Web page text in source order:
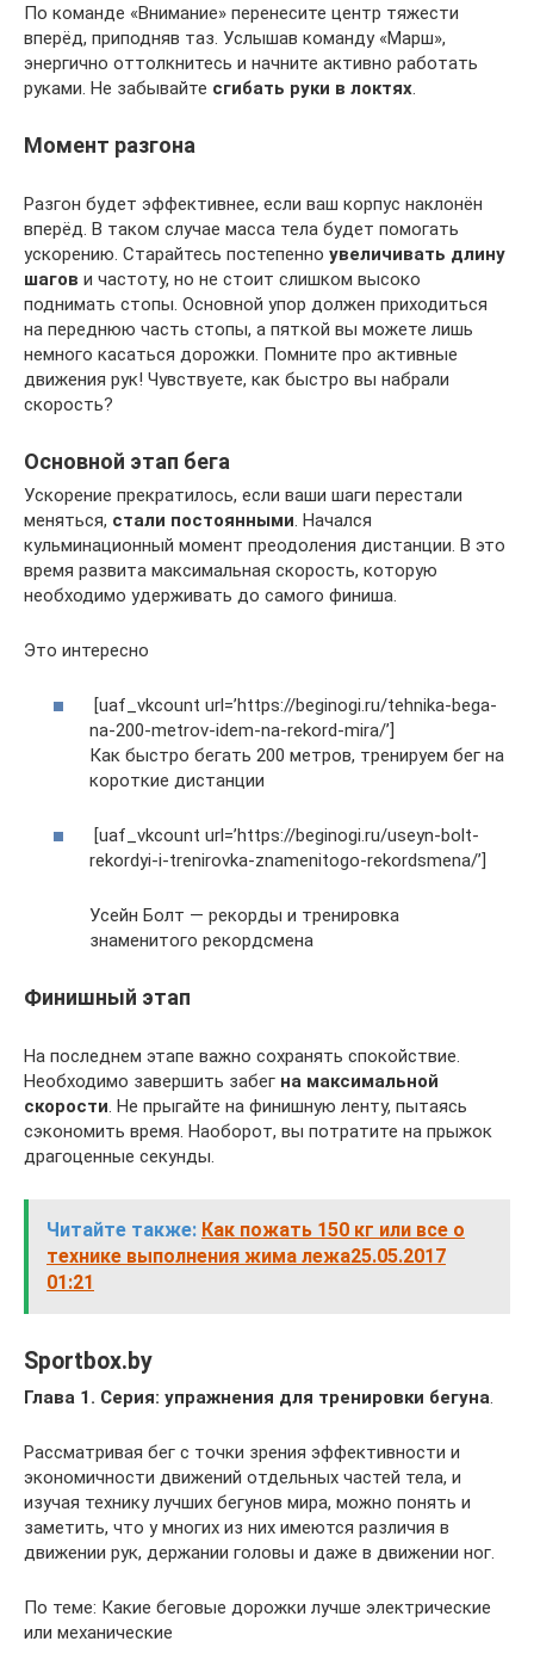
По команде «Внимание» перенесите центр тяжести
вперёд, приподняв таз. Услышав команду «Марш»,
энергично оттолкнитесь и начните активно работать
руками. Не забывайте сгибать руки в локтях
Момент разгона
Разгон будет эффективнее, если ваш корпус наклонён
вперёд. В таком случае масса тела будет помогать
ускорению. Старайтесь постепенно увеличивать длину
шагов и частоту, но не стоит слишком высоко
поднимать стопы. Основной упор должен приходиться
на переднюю часть стопы, а пяткой вы можете лишь
немного касаться дорожки. Помните про активные
движения рук! Чувствуете, как быстро вы набрали
скорость?
Основной этап бега
Ускорение прекратилось, если ваши шаги перестали
меняться, стали постоянными . Начался
кульминационный момент преодоления дистанции. В это
время развита максимальная скорость, которую
необходимо удерживать до самого финиша.
Это интересно
[uaf_vkcount url=’https://beginogi.ru/tehnika-bega-
na-200-metrov-idem-na-rekord-mira/’]
Как быстро бегать 200 метров, тренируем бег на
короткие дистанции
[uaf_vkcount url=’https://beginogi.ru/useyn-bolt-
rekordyi-i-trenirovka-znamenitogo-rekordsmena/’]
Усейн Болт — рекорды и тренировка
знаменитого рекордсмена
Финишный этап
На последнем этапе важно сохранять спокойствие.
Необходимо завершить забег на максимальной
скорости. Не прыгайте на финишную ленту, пытаясь
сэкономить время. Наоборот, вы потратите на прыжок
драгоценные секунды.
Читайте также: Как пожать 150 кг или все о
технике выполнения жима лежа25.05.2017
01:21
Sportbox.by
Глава 1. Серия: упражнения для тренировки бегуна.
Рассматривая бег с точки зрения эффективности и
экономичности движений отдельных частей тела, и
изучая технику лучших бегунов мира, можно понять и
заметить, что у многих из них имеются различия в
движении рук, держании головы и даже в движении ног.
По теме: Какие беговые дорожки лучше электрические
или механические